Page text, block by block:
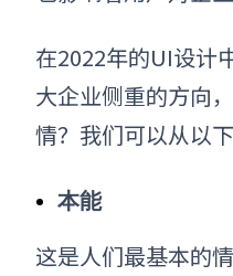
在2022年的UI设计
大企业侧重的方向
情？我们可以从以
本能
这是人们最基本的